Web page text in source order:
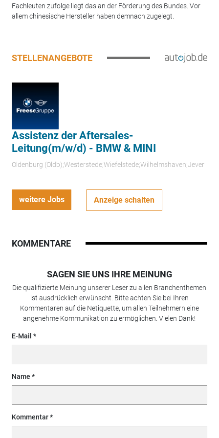
Fachleuten zufolge liegt das an der Förderung des Bundes. Vor
allem chinesische Hersteller haben demnach zugelegt.
STELLENANGEBOTE
Assistenz der Aftersales-
Leitung(m/w/d) - BMW & MINI
Oldenburg (Oldb);Westerstede;Wiefelstede;Wilhelmshaven;Jever
weitere Jobs Anzeige schalten
KOMMENTARE
SAGEN SIE UNS IHRE MEINUNG
Die qualifizierte Meinung unserer Leser zu allen Branchenthemen
ist ausdrücklich erwünscht. Bitte achten Sie bei Ihren
Kommentaren auf die Netiquette, um allen Teilnehmern eine
angenehme Kommunikation zu ermöglichen. Vielen Dank!
E-Mail
Name
Kommentar